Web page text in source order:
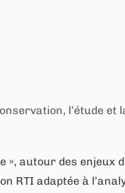
l’étude et
autour des enjeux
RTI adaptée à